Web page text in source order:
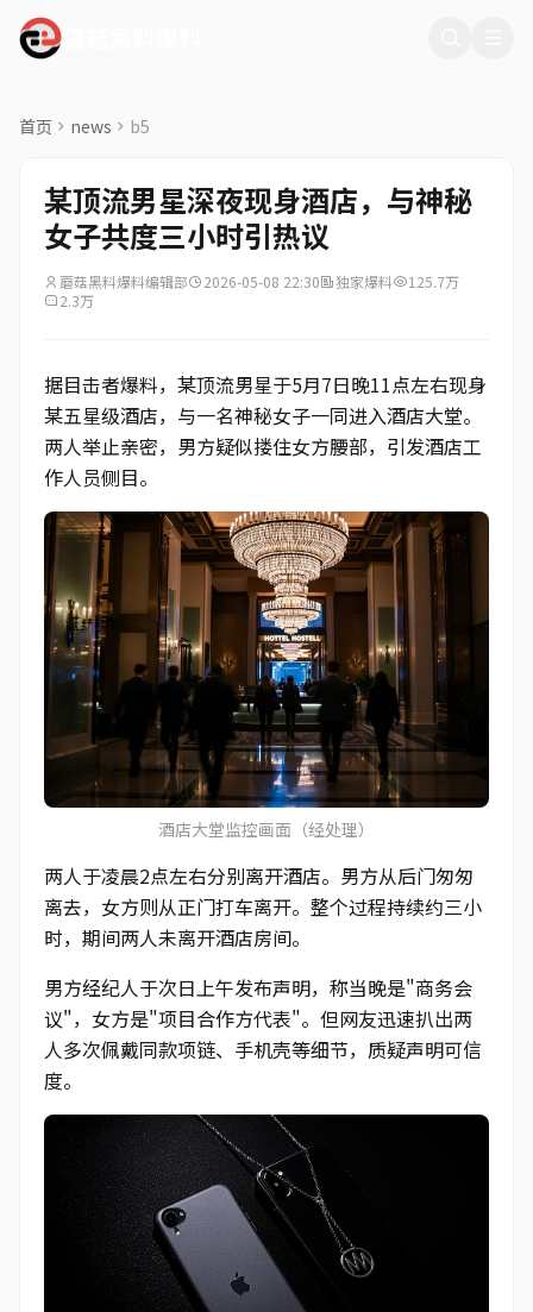
首页 news b5
某顶流男星深夜现身酒店，与神秘
女子共度三小时引热议
蘑菇黑料爆料编辑部 2026-05-08 22:30 独家爆料
125.7万
2.3万
据目击者爆料，某顶流男星于5月7日晚11点左右现身
某五星级酒店，与一名神秘女子一同进入酒店大堂。
两人举止亲密，男方疑似搂住女方腰部，引发酒店工
作人员侧目。
酒店大堂监控画面（经处理）
两人于凌晨2点左右分别离开酒店。男方从后门匆匆
离去，女方则从正门打车离开。整个过程持续约三小
时，期间两人未离开酒店房间。
男方经纪人于次日上午发布声明，称当晚是"商务会
议"，女方是"项目合作方代表"。但网友迅速扒出两
人多次佩戴同款项链、手机壳等细节，质疑声明可信
度。